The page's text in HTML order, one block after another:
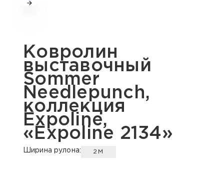
Ковролин
выставочный
Sommer
Needlepunch,
коллекция
Expoline,
«Expoline 2134»
Ширина рулона: 2М